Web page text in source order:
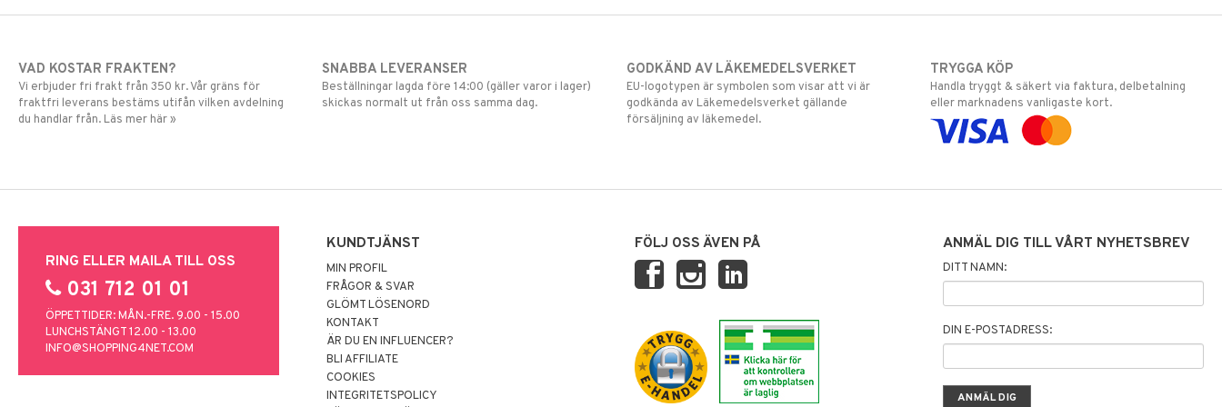
VAD KOSTAR FRAKTEN?
Vi erbjuder fri frakt från 350 kr. Vår gräns för
fraktfri leverans bestäms utifån vilken avdelning
du handlar från. Läs mer här »
SNABBA LEVERANSER
Beställningar lagda före 14:00 (gäller varor i lager)
skickas normalt ut från oss samma dag.
GODKÄND AV LÄKEMEDELSVERKET
EU-logotypen är symbolen som visar att vi är
godkända av Läkemedelsverket gällande
försäljning av läkemedel.
TRYGGA KÖP
Handla tryggt & säkert via faktura, delbetalning
eller marknadens vanligaste kort.
RING ELLER MAILA TILL OSS
031 712 01 01
ÖPPETTIDER: MÅN.-FRE. 9.00 - 15.00
LUNCHSTÄNGT 12.00 - 13.00
INFO@SHOPPING4NET.COM
KUNDTJÄNST
MIN PROFIL
FRÅGOR & SVAR
GLÖMT LÖSENORD
KONTAKT
ÄR DU EN INFLUENCER?
BLI AFFILIATE
COOKIES
INTEGRITETSPOLICY
FÖLJ OSS ÄVEN PÅ ANMÄL DIG TILL VÅRT NYHETSBREV
DITT NAMN:
DIN E-POSTADRESS: